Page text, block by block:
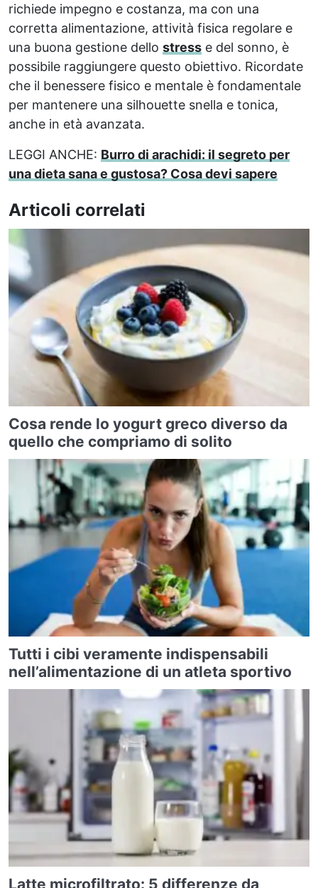
richiede impegno e costanza, ma con una
corretta alimentazione, attività fisica regolare e
una buona gestione dello stress e del sonno, è
possibile raggiungere questo obiettivo. Ricordate
che il benessere fisico e mentale è fondamentale
per mantenere una silhouette snella e tonica,
anche in età avanzata.
LEGGI ANCHE: Burro di arachidi: il segreto per
una dieta sana e gustosa? Cosa devi sapere
Articoli correlati
Cosa rende lo yogurt greco diverso da
quello che compriamo di solito
Tutti i cibi veramente indispensabili
nell’alimentazione di un atleta sportivo
Latte microfiltrato: 5 differenze da